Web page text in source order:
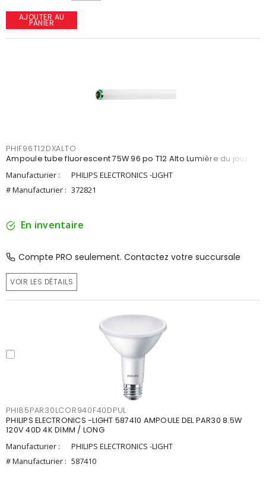
AJOUTER AU
PANIER
PHIF96T12DXALTO
Ampoule tube fluorescent 75W 96 po T12 Alto Lumière du jour
Manufacturier :
PHILIPS ELECTRONICS -LIGHT
# Manufacturier : 372821
En inventaire
Compte PRO seulement. Contactez votre succursale
VOIR LES DÉTAILS
PHI85PAR30LCOR940F40DPUL
PHILIPS ELECTRONICS -LIGHT 587410 AMPOULE DEL PAR30 8.5W
120V 40D 4K DIMM / LONG
Manufacturier :
PHILIPS ELECTRONICS -LIGHT
# Manufacturier : 587410